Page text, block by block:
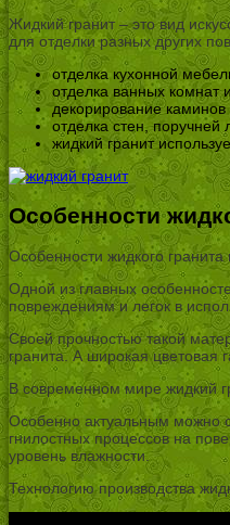
Жидкий гранит – это вид
для отделки разных других
отделка кухонной
отделка ванных комнат
декорирование
отделка стен, поручней
жидкий гранит
Особенности
Особенности жидкого
Одной из главных
повреждениям и легок в
Своей прочностью такой
гранита. А широкая цветовая
В современном мире жидкий
Особенно актуальным можно
гнилостных процессов на
уровень влажности.
Технологию производства